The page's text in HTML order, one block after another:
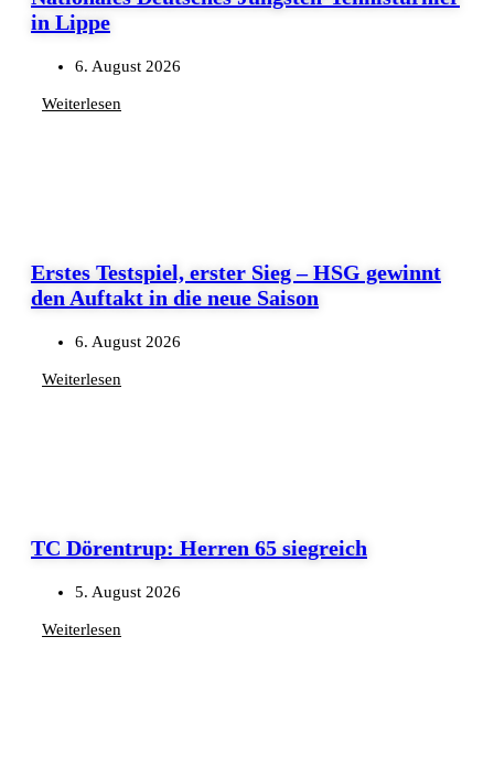
in Lippe
6. August 2026
Weiterlesen
Erstes Testspiel, erster Sieg – HSG gewinnt
den Auftakt in die neue Saison
6. August 2026
Weiterlesen
TC Dörentrup: Herren 65 siegreich
5. August 2026
Weiterlesen